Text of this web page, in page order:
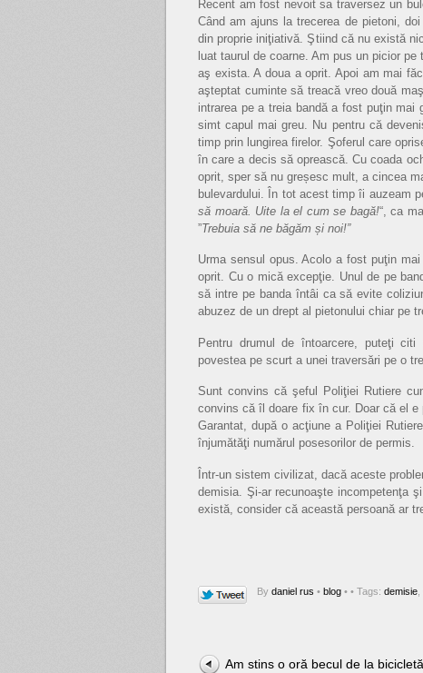
Recent am fost nevoit sa traversez un
Când am ajuns la trecerea de pietoni,
din proprie iniţiativă. Ştiind că nu există
luat taurul de coarne. Am pus un picior
aş exista. A doua a oprit. Apoi am mai
aşteptat cuminte să treacă vreo două
intrarea pe a treia bandă a fost puţin mai
simt capul mai greu. Nu pentru că
timp prin lungirea firelor. Şoferul care
în care a decis să oprească. Cu coada
oprit, sper să nu greșesc mult, a cincea
bulevardului. În tot acest timp îi auzeam
să moară. Uite la el cum se bagă!“, ca
”Trebuia să ne băgăm și noi!”
Urma sensul opus. Acolo a fost puţin
oprit. Cu o mică excepţie. Unul de pe
să intre pe banda întâi ca să evite
abuzez de un drept al pietonului chiar pe
Pentru drumul de întoarcere, puteţi
povestea pe scurt a unei traversări pe o
Sunt convins că şeful Poliţiei Rutiere
convins că îl doare fix în cur. Doar că el
Garantat, după o acţiune a Poliţiei
înjumătăţi numărul posesorilor de permis.
Într-un sistem civilizat, dacă aceste
demisia. Şi-ar recunoaşte incompetenţa
există, consider că această persoană ar
By daniel rus • blog • • Tags: demisie
Am stins o oră becul de la